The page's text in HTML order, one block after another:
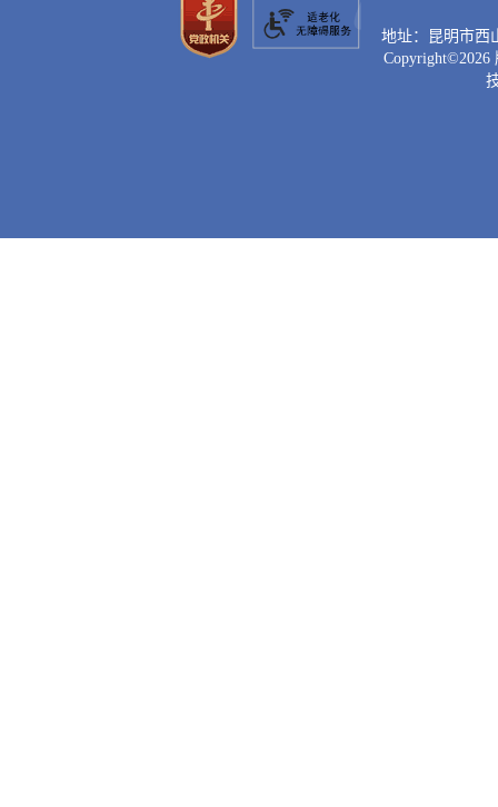
地址：昆明市西
Copyright©2026